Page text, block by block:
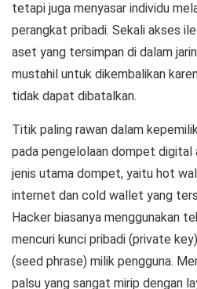
tetapi juga menyasar individu
perangkat pribadi. Sekali akses
aset yang tersimpan di dalam
mustahil untuk dikembalikan
tidak dapat dibatalkan.
Titik paling rawan dalam
pada pengelolaan dompet digital
jenis utama dompet, yaitu hot
internet dan cold wallet yang
Hacker biasanya menggunakan
mencuri kunci pribadi (private key
(seed phrase) milik pengguna.
palsu yang sangat mirip dengan